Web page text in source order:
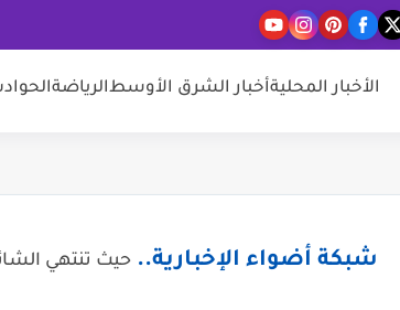
الأخبار المحليةأخبار الشرق الأوسطالرياضة
شبكة أضواء الإخبارية.. حيث تنتهي